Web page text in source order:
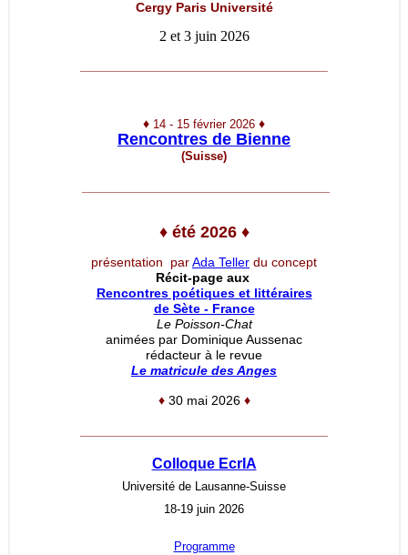
Cergy Paris Université
2 et 3 juin 2026
♦ 14 - 15 février 2026 ♦
Rencontres de Bienne
(Suisse)
♦été 2026 ♦
présentation parAda Teller du concept
Récit-page aux
Rencontres poétiques et littéraires
de Sète - France
Le Poisson-Chat
animées par Dominique Aussenac
rédacteur à le revue
Le matricule des Anges
♦ 30 mai 2026 ♦
Colloque EcrIA
Université de Lausanne-Suisse
18-19 juin 2026
Programme